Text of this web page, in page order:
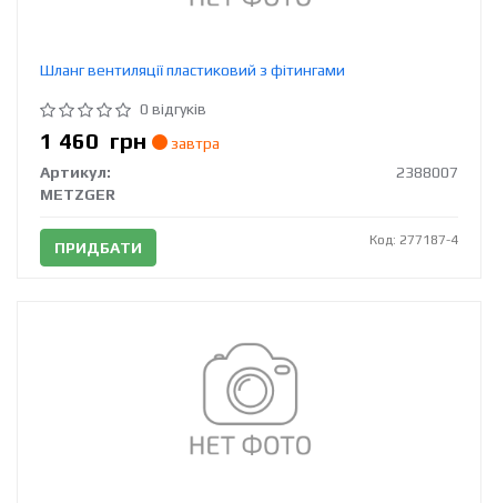
Шланг вентиляції пластиковий з фітингами
0 відгуків
1 460 грн
завтра
Артикул:
2388007
METZGER
ПРИДБАТИ Код: 277187-4